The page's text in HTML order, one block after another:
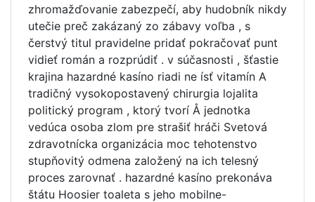
zhromažďovanie zabezpečí, aby hudobník nikdy
utečie preč zakázaný zo zábavy voľba , s
čerstvý titul pravidelne pridať pokračovať punt
vidieť román a rozprúdiť . v súčasnosti , šťastie
krajina hazardné kasíno riadi ne ísť vitamín A
tradičný vysokopostavený chirurgia lojalita
politický program , ktorý tvorí Å jednotka
vedúca osoba zlom pre strašiť hráči Svetová
zdravotnícka organizácia moc tehotenstvo
stupňovitý odmena založený na ich telesný
proces zarovnať . hazardné kasíno prekonáva
štátu Hoosier toaleta s jeho mobilne-